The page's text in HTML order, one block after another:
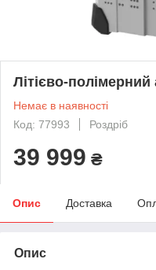
Літієво-
Немає в наявності
Код: 77993
Роздріб
39 999 ₴
Опис Доставка
Опис